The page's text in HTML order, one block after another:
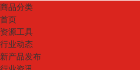
商品分类
首页
资源工具
行业动态
新产品发布